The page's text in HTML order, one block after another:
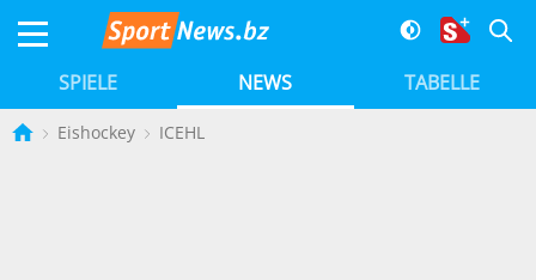
SPIELE NEWS TABELLE
Eishockey ICEHL